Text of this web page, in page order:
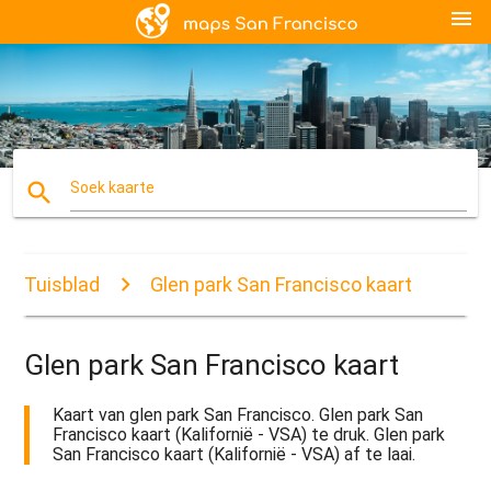
menu
search Soek kaarte
Tuisblad Glen park San Francisco kaart
Glen park San Francisco kaart
Kaart van glen park San Francisco. Glen park San
Francisco kaart (Kalifornië - VSA) te druk. Glen park
San Francisco kaart (Kalifornië - VSA) af te laai.